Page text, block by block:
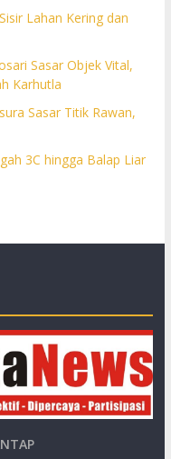
Lahan Kering dan
Sasar Objek Vital,
Karhutla
Sasar Titik Rawan,
3C hingga Balap Liar